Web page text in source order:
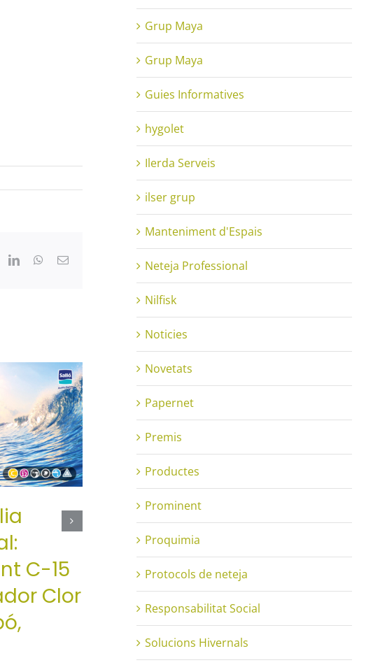
LinkedInWhatsApp
Email:
C-15
Clor
Concentralia
Professional:
Multisòls Neutre,
PROCARE
30 d'abril de 2024
Grup Maya
Grup Maya
Guies Informatives
hygolet
Ilerda Serveis
ilser grup
Manteniment d'Espais
Neteja Professional
Nilfisk
Noticies
Novetats
Papernet
Premis
Productes
Prominent
Proquimia
Protocols de neteja
Responsabilitat Social
Solucions Hivernals